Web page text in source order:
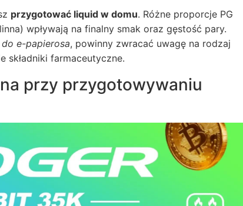
przygotować liquid w domu. Różne proporcje PG
wpływają na finalny smak oraz gęstość pary.
e-papierosa, powinny zwracać uwagę na rodzaj
składniki farmaceutyczne.
przy przygotowywaniu